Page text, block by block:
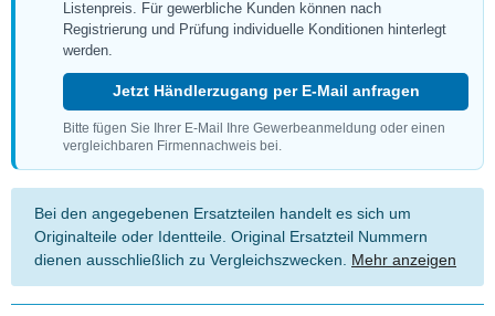
Listenpreis. Für gewerbliche Kunden können nach
Registrierung und Prüfung individuelle Konditionen hinterlegt
werden.
Jetzt Händlerzugang per E-Mail anfragen
Bitte fügen Sie Ihrer E-Mail Ihre Gewerbeanmeldung oder einen
vergleichbaren Firmennachweis bei.
Bei den angegebenen Ersatzteilen handelt es sich um
Originalteile oder Identteile. Original Ersatzteil Nummern
dienen ausschließlich zu Vergleichszwecken. Mehr anzeigen